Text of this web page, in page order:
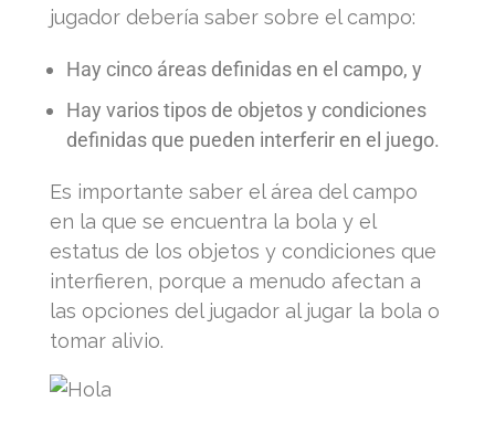
jugador debería saber sobre el campo:
Hay cinco áreas definidas en el campo, y
Hay varios tipos de objetos y condiciones
definidas que pueden interferir en el juego.
Es importante saber el área del campo
en la que se encuentra la bola y el
estatus de los objetos y condiciones que
interfieren, porque a menudo afectan a
las opciones del jugador al jugar la bola o
tomar alivio.